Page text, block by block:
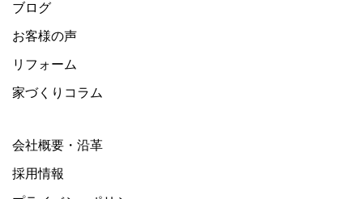
ブログ
お客様の声
リフォーム
家づくりコラム
会社概要・沿革
採用情報